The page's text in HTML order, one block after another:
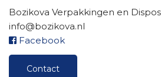
Bozikova Verpakkingen en
info@bozikova.nl
Facebook
Contact